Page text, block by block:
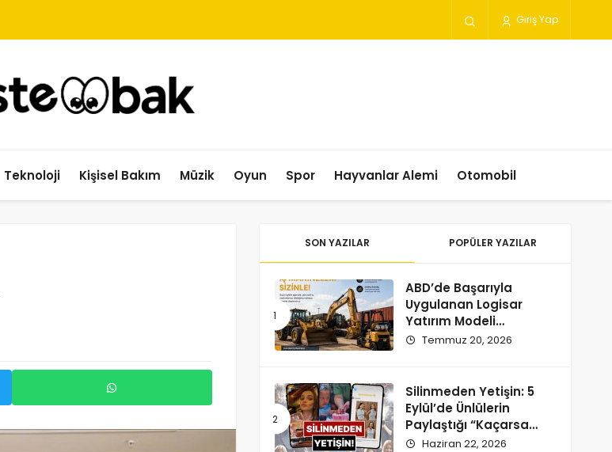
Giriş Yap
Teknoloji Kişisel Bakım Müzik Oyun Spor Hayvanlar Alemi Otomobil
SON YAZILAR POPÜLER YAZILAR
ABD’de Başarıyla
Uygulanan Logisar
Yatırım Modeli
Türkiye’ye Geliyor
Temmuz 20, 2026
Silinmeden Yetişin: 5
Eylül’de Ünlülerin
Paylaştığı “Kaçarsa
Yazık Olur” Temalı
Haziran 22, 2026